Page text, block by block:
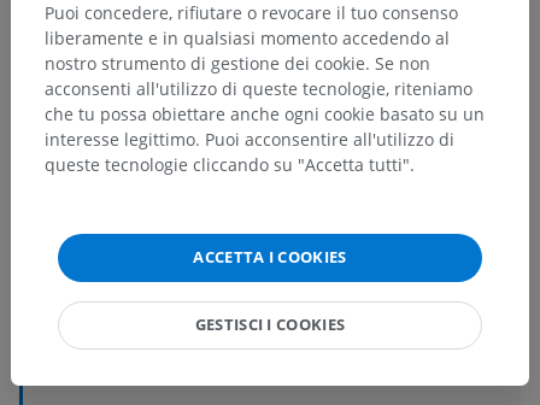
Gerarchia anatomica
Anatomia umana 2
Sistema nervoso
Midollo spinale
Sostanza grigia del midollo spinale>
Zona intermedia del midollo spinale
Sostanza intermedia centrale>
Puoi concedere, rifiutare o revocare il tuo consenso
liberamente e in qualsiasi momento accedendo al
nostro strumento di gestione dei cookie. Se non
acconsenti all'utilizzo di queste tecnologie, riteniamo
che tu possa obiettare anche ogni cookie basato su un
interesse legittimo. Puoi acconsentire all'utilizzo di
queste tecnologie cliccando su "Accetta tutti".
ACCETTA I COOKIES
GESTISCI I COOKIES